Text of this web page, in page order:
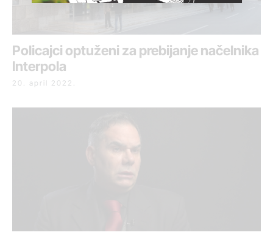
Policajci optuženi za prebijanje načelnika
Interpola
20. april 2022.